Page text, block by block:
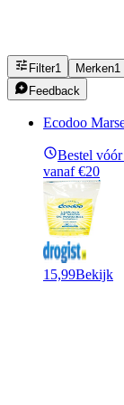
Filter1 Merken1
Feedback
Ecodoo
Bestel
vanaf €20
15,99Bekijk